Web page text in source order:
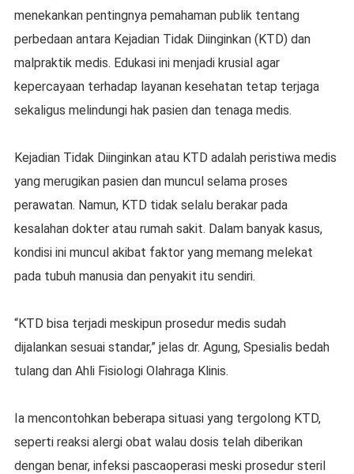
menekankan pentingnya pemahaman publik tentang
perbedaan antara Kejadian Tidak Diinginkan (KTD) dan
malpraktik medis. Edukasi ini menjadi krusial agar
kepercayaan terhadap layanan kesehatan tetap terjaga
sekaligus melindungi hak pasien dan tenaga medis.
Kejadian Tidak Diinginkan atau KTD adalah peristiwa medis
yang merugikan pasien dan muncul selama proses
perawatan. Namun, KTD tidak selalu berakar pada
kesalahan dokter atau rumah sakit. Dalam banyak kasus,
kondisi ini muncul akibat faktor yang memang melekat
pada tubuh manusia dan penyakit itu sendiri.
“KTD bisa terjadi meskipun prosedur medis sudah
dijalankan sesuai standar,” jelas dr. Agung, Spesialis bedah
tulang dan Ahli Fisiologi Olahraga Klinis.
Ia mencontohkan beberapa situasi yang tergolong KTD,
seperti reaksi alergi obat walau dosis telah diberikan
dengan benar, infeksi pascaoperasi meski prosedur steril